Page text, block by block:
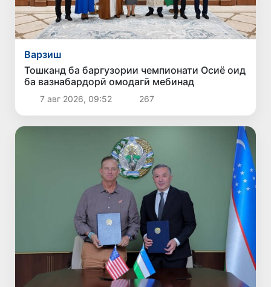
Варзиш
Тошканд ба баргузории чемпионати Осиё оид
ба вазнабардорӣ омодагӣ мебинад
7 авг 2026, 09:52 267